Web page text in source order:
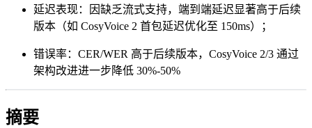
​​延迟表现​​：因缺乏流式支持，端到端延迟显著高于后续
版本（如 CosyVoice 2 首包延迟优化至 150ms）；
​​错误率​​：CER/WER 高于后续版本，CosyVoice 2/3 通过
架构改进进一步降低 30%-50%
摘要